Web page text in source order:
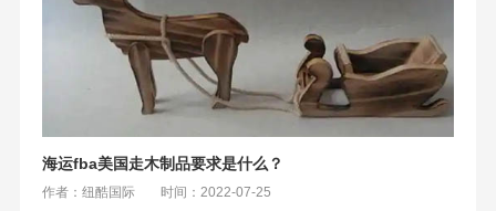
海运fba美国走木制品要求是什么？
作者：纽酷国际 时间：2022-07-25